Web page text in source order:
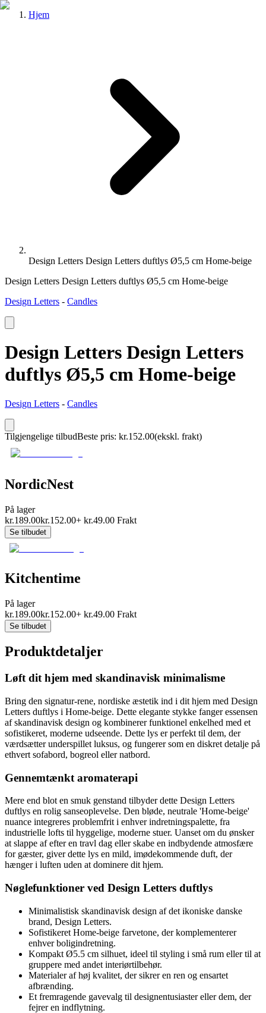
Hjem
Design Letters Design Letters duftlys Ø5,5 cm Home-beige
Design Letters Design Letters duftlys Ø5,5 cm Home-beige
Design Letters - Candles
Design Letters Design Letters
duftlys Ø5,5 cm Home-beige
Design Letters - Candles
Tilgjengelige tilbudBeste pris: kr.152.00(ekskl. frakt)
NordicNest
På lager
kr.189.00kr.152.00+ kr.49.00 Frakt
Se tilbudet
Kitchentime
På lager
kr.189.00kr.152.00+ kr.49.00 Frakt
Se tilbudet
Produktdetaljer
Løft dit hjem med skandinavisk minimalisme
Bring den signatur-rene, nordiske æstetik ind i dit hjem med Design
Letters duftlys i Home-beige. Dette elegante stykke fanger essensen
af skandinavisk design og kombinerer funktionel enkelhed med et
sofistikeret, moderne udseende. Dette lys er perfekt til dem, der
værdsætter underspillet luksus, og fungerer som en diskret detalje på
ethvert sofabord, bogreol eller natbord.
Gennemtænkt aromaterapi
Mere end blot en smuk genstand tilbyder dette Design Letters
duftlys en rolig sanseoplevelse. Den bløde, neutrale 'Home-beige'
nuance integreres problemfrit i enhver indretningspalette, fra
industrielle lofts til hyggelige, moderne stuer. Uanset om du ønsker
at slappe af efter en travl dag eller skabe en indbydende atmosfære
for gæster, giver dette lys en mild, imødekommende duft, der
hænger i luften uden at dominere dit hjem.
Nøglefunktioner ved Design Letters duftlys
Minimalistisk skandinavisk design af det ikoniske danske
brand, Design Letters.
Sofistikeret Home-beige farvetone, der komplementerer
enhver boligindretning.
Kompakt Ø5.5 cm silhuet, ideel til styling i små rum eller til at
gruppere med andet interiørtilbehør.
Materialer af høj kvalitet, der sikrer en ren og ensartet
afbrænding.
Et fremragende gavevalg til designentusiaster eller dem, der
fejrer en indflytning.